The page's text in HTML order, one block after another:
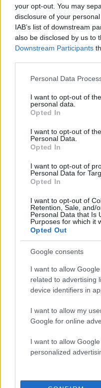
your opt-out. You may
disclosure of your
IAB’s list of downstream
also be disclosed by us to
Downstream Participants
Please note that this
not limited to your visit or
grant or deny consent to
use your data for below
consent section.
Personal Data
I want to opt-out of
personal data.
Opted In
I want to opt-out of
Personal Data.
Opted In
I want to opt-out of
Personal Data for
Opted In
I want to opt-out of
Retention, Sale, and/
Personal Data that Is
Purposes for which it
Opted Out
Google consents
I want to allow
related to advertising
device identifiers in
I want to allow my
Google for online
I want to allow
personalized
Πιο
1 Κωνσταντίνος
Νίκα κάνουν
με τα δύο παιδιά
έπαιζε Τσιτσάνη
πρότεινε
Θρήνος για τον
πατέρας του, Χόρχε
πήγαν στον Άγιο
πάρουν την ευχή
είναι πολύ
Πιο
Βγήκαν ξανά τα
για τη
Γρατσία και
κίνημα σε
Απίστευτο κι
Aναστέλλονται
Χανίων επειδή
Σούπερ μάρκετ:
916 προϊόντα
ΕΛΑΣ: Ο Αλέξης
υποψήφιος